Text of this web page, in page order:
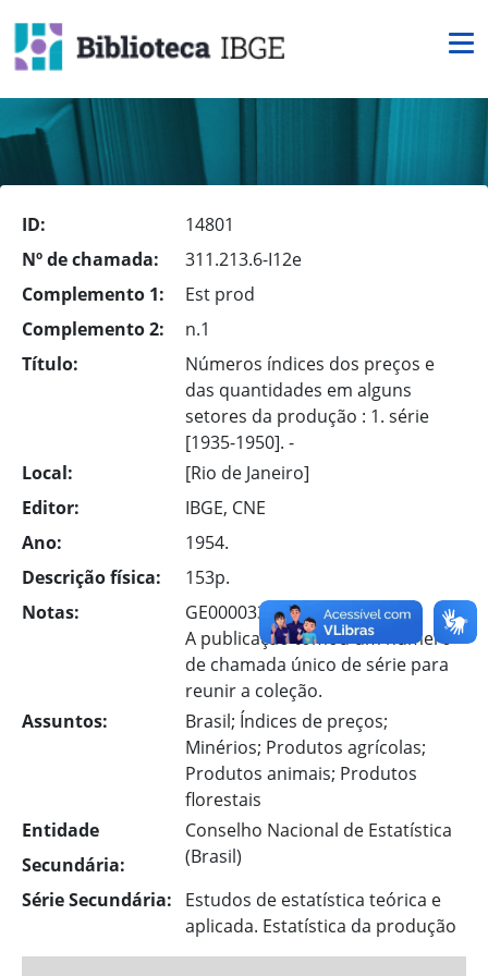
ID:
14801
Nº de chamada:
311.213.6-I12e
Complemento 1:
Est prod
Complemento 2:
n.1
Título:
Números índices dos preços e
das quantidades em alguns
setores da produção : 1. série
[1935-1950]. -
Local:
[Rio de Janeiro]
Editor:
IBGE, CNE
Ano:
1954.
Descrição física:
153p.
Notas:
GE00003388-6
A publicação tomou um número
de chamada único de série para
reunir a coleção.
Assuntos:
Brasil; Índices de preços;
Minérios; Produtos agrícolas;
Produtos animais; Produtos
florestais
Entidade
Secundária:
Conselho Nacional de Estatística
(Brasil)
Série Secundária:
Estudos de estatística teórica e
aplicada. Estatística da produção